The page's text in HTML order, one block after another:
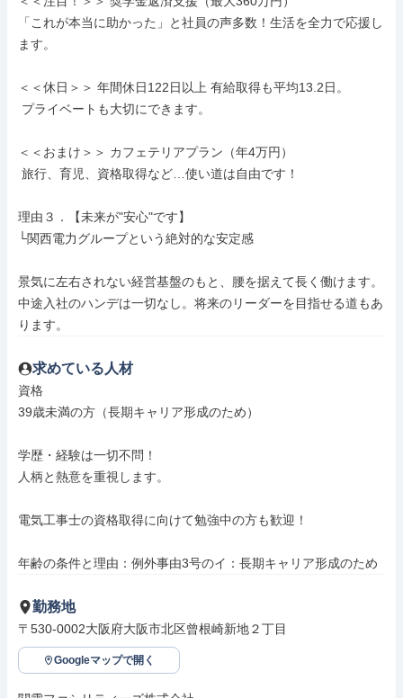
「これが本当に助かった」と社員の声多数！生活を全力で応援し
ます。
＜＜休日＞＞ 年間休日122日以上 有給取得も平均13.2日。
＜＜おまけ＞＞ カフェテリアプラン（年4万円）
理由３．【未来が"安心"です】
└関西電力グループという絶対的な安定感
景気に左右されない経営基盤のもと、腰を据えて長く働けます。
中途入社のハンデは一切なし。将来のリーダーを目指せる道もあ
ります。
求めている人材
資格
39歳未満の方（長期キャリア形成のため）
学歴・経験は一切不問！
人柄と熱意を重視します。
電気工事士の資格取得に向けて勉強中の方も歓迎！
年齢の条件と理由：例外事由3号のイ：長期キャリア形成のため
勤務地
〒530-0002大阪府大阪市北区曾根崎新地２丁目
Googleマップで開く